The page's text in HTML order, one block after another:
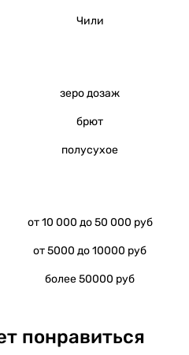
Чили
зеро дозаж
брют
полусухое
от 10 000 до 50 000 руб
от 5000 до 10000 руб
более 50000 руб
понравиться